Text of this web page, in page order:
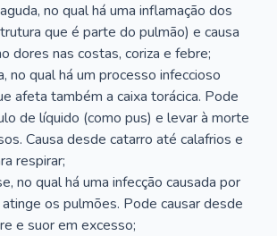
no qual há uma inflamação dos
que é parte do pulmão) e causa
dores nas costas, coriza e febre;
no qual há um processo infeccioso
afeta também a caixa torácica. Pode
de líquido (como pus) e levar à morte
Causa desde catarro até calafrios e
respirar;
no qual há uma infecção causada por
os pulmões. Pode causar desde
e suor em excesso;